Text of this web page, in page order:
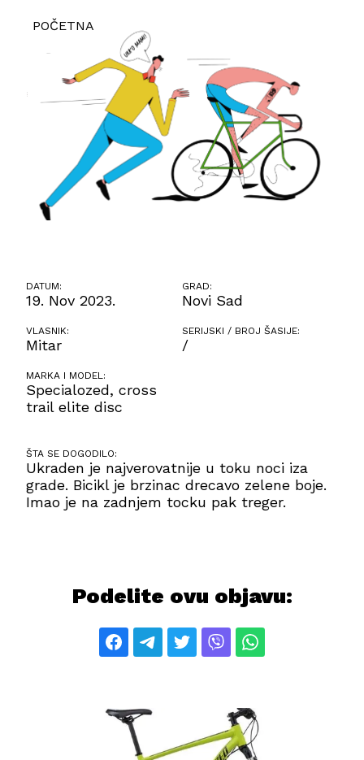
POČETNA
DATUM:
19. Nov 2023.
GRAD:
Novi Sad
VLASNIK:
Mitar
SERIJSKI / BROJ ŠASIJE:
/
MARKA I MODEL:
Specialozed, cross
trail elite disc
ŠTA SE DOGODILO:
Ukraden je najverovatnije u toku noci iza
grade. Bicikl je brzinac drecavo zelene boje.
Imao je na zadnjem tocku pak treger.
Podelite ovu objavu: